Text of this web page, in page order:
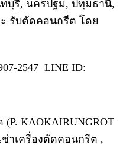
รี, นครปฐม, ปทุมธานี,
รับตัดคอนกรีต โดย
2547 LINE ID:
KAOKAIRUNGROT
ช่าเครื่องตัดคอนกรีต ,